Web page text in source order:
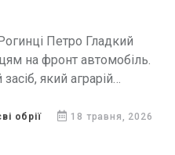
Петро Гладкий
на фронт автомобіль.
який аграрій
обрії 18 травня, 2026